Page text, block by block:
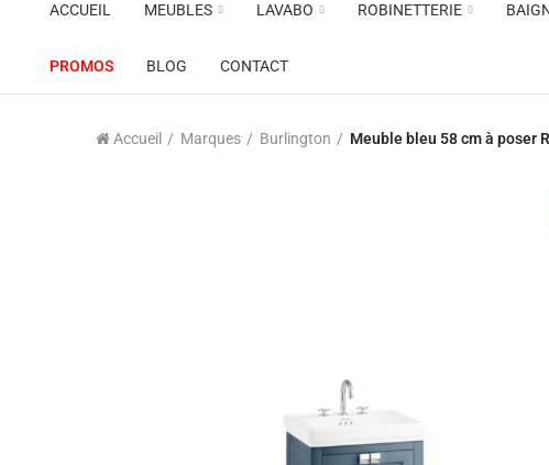
ACCUEIL MEUBLES LAVABO ROBINETTERIE
PROMOS BLOG CONTACT
Accueil Marques Burlington Meuble bleu 58 cm à poser